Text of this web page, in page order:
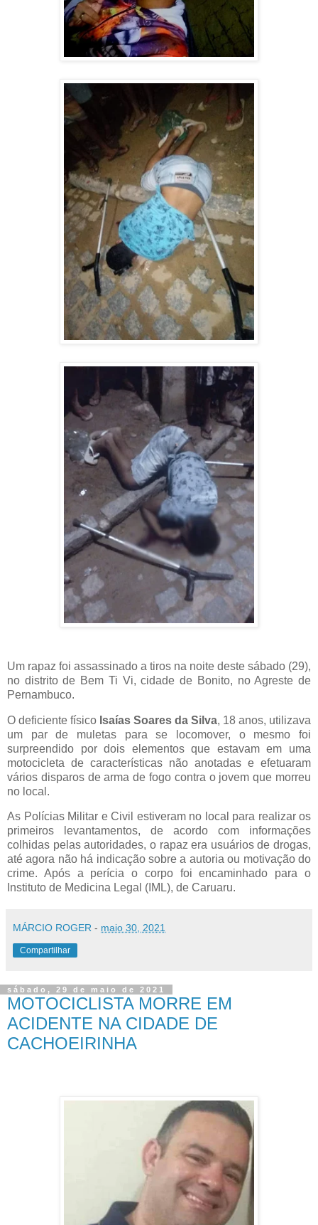
Um rapaz foi assassinado a tiros na noite deste sábado (29),
no distrito de Bem Ti Vi, cidade de Bonito, no Agreste de
Pernambuco.
O deficiente físico Isaías Soares da Silva, 18 anos, utilizava
um par de muletas para se locomover, o mesmo foi
surpreendido por dois elementos que estavam em uma
motocicleta de características não anotadas e efetuaram
vários disparos de arma de fogo contra o jovem que morreu
no local.
As Polícias Militar e Civil estiveram no local para realizar os
primeiros levantamentos, de acordo com informações
colhidas pelas autoridades, o rapaz era usuários de drogas,
até agora não há indicação sobre a autoria ou motivação do
crime. Após a perícia o corpo foi encaminhado para o
Instituto de Medicina Legal (IML), de Caruaru.
MÁRCIO ROGER - maio 30, 2021
Compartilhar
sábado, 29 de maio de 2021
MOTOCICLISTA MORRE EM
ACIDENTE NA CIDADE DE
CACHOEIRINHA